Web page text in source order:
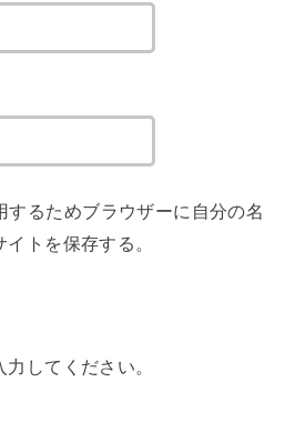
するためブラウザーに自分の名
トを保存する。
してください。